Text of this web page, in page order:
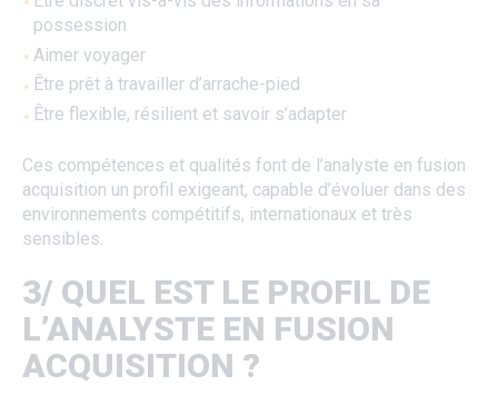
possession
Aimer voyager
Être prêt à travailler d’arrache-pied
Être flexible, résilient et savoir s’adapter
Ces compétences et qualités font de l’analyste en fusion
acquisition un profil exigeant, capable d’évoluer dans des
environnements compétitifs, internationaux et très
sensibles.
3/ QUEL EST LE PROFIL DE
L’ANALYSTE EN FUSION
ACQUISITION ?